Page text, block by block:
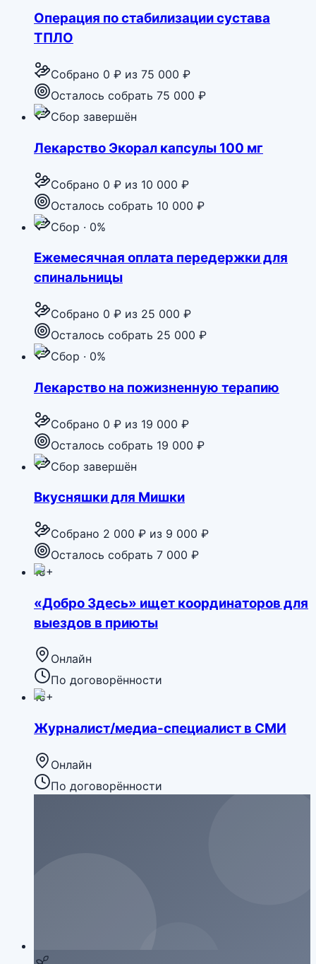
Операция по стабилизации сустава
ТПЛО
Собрано 0 ₽ из 75 000 ₽
Осталось собрать 75 000 ₽
Сбор завершён
Лекарство Экорал капсулы 100 мг
Собрано 0 ₽ из 10 000 ₽
Осталось собрать 10 000 ₽
Сбор · 0%
Ежемесячная оплата передержки для
спинальницы
Собрано 0 ₽ из 25 000 ₽
Осталось собрать 25 000 ₽
Сбор · 0%
Лекарство на пожизненную терапию
Собрано 0 ₽ из 19 000 ₽
Осталось собрать 19 000 ₽
Сбор завершён
Вкусняшки для Мишки
Собрано 2 000 ₽ из 9 000 ₽
Осталось собрать 7 000 ₽
18+
«Добро Здесь» ищет координаторов для
выездов в приюты
Онлайн
По договорённости
16+
Журналист/медиа-специалист в СМИ
Онлайн
По договорённости